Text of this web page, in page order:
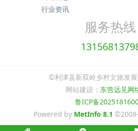
行业资讯
服务热线
©利津县新双岭乡村文旅发
网站建设： 东营远见网
鲁ICP备
Powered by MetInfo 8.1